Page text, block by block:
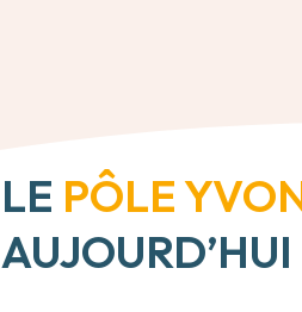
LE PÔLE
AUJOURD’HUI